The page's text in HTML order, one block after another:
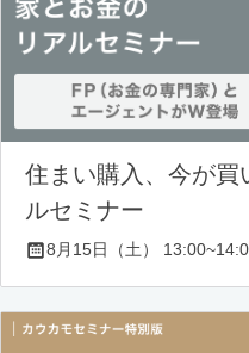
住まい購入、今が買
ルセミナー
8月15日（土）